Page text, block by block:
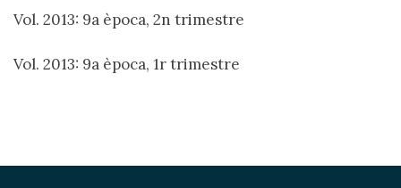
Vol. 2013: 9a època, 2n trimestre
Vol. 2013: 9a època, 1r trimestre